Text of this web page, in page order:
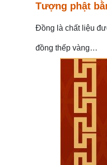
Tượng phật
Đồng là chất liệu
đồng thếp vàng…